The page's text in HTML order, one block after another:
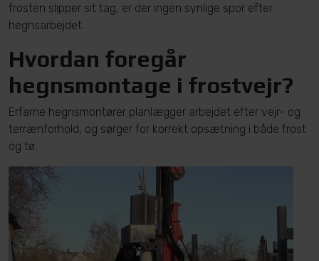
frosten slipper sit tag, er der ingen synlige spor efter
hegnsarbejdet.
Hvordan foregår
hegnsmontage i frostvejr?
Erfarne hegnsmontører planlægger arbejdet efter vejr- og
terrænforhold, og sørger for korrekt opsætning i både frost
og tø.